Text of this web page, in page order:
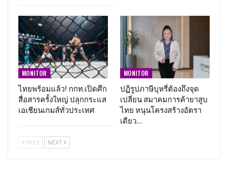
MONITOR
ไทยพร้อมแล้ว! กกท.เปิดศึก
สื่อสารครั้งใหญ่ ปลุกกระแส
เอเชียนเกมส์ทั่วประเทศ
MONITOR
ปฏิรูปภาษีบุหรี่ต้องถึงจุด
เปลี่ยน สมาคมการค้ายาสูบ
ไทย หนุนโครงสร้างอัตรา
เดียว…
PREV NEXT